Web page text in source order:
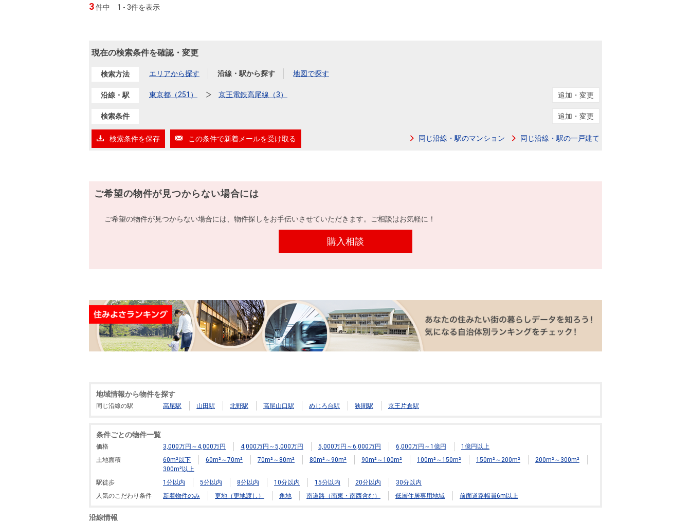
3件中 1 - 3件を表示
現在の検索条件を確認・変更
検索方法 エリアから探す 沿線・駅から探す 地図で探す
沿線・駅 東京都（251） 京王電鉄高尾線（3） 追加・変更
検索条件 追加・変更
検索条件を保存 この条件で新着メールを受け取る 同じ沿線・駅のマンション 同じ沿線・駅の一戸建て
ご希望の物件が見つからない場合には
ご希望の物件が見つからない場合には、物件探しをお手伝いさせていただきます。ご相談はお気軽に！
購入相談
地域情報から物件を探す
同じ沿線の駅 高尾駅 山田駅 北野駅 高尾山口駅 めじろ台駅 狭間駅 京王片倉駅
条件ごとの物件一覧
価格 3,000万円～4,000万円 4,000万円～5,000万円 5,000万円～6,000万円 6,000万円～1億円
1億円以上
土地面積
60m²以下 60m²～70m² 70m²～80m² 80m²～90m² 90m²～100m² 100m²～150m² 150m²～200m²
200m²～300m²
300m²以上
駅徒歩
1分以内 5分以内 8分以内 10分以内 15分以内 20分以内
30分以内
人気のこだわり条件
新着物件のみ 更地（更地渡し） 角地 南道路（南東・南西含む） 低層住居専用地域 前面道路幅員6m以上
沿線情報